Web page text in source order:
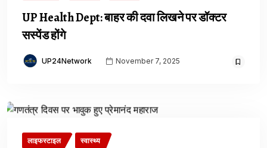
UP Health Dept: बाहर की दवा लिखने पर डॉक्टर
सस्पेंड होंगे
UP24Network November 7, 2025
लाइफस्टाइल स्वास्थ्य